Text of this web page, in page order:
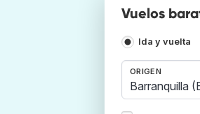
Vuelos
Ida y vuelta
ORIGEN